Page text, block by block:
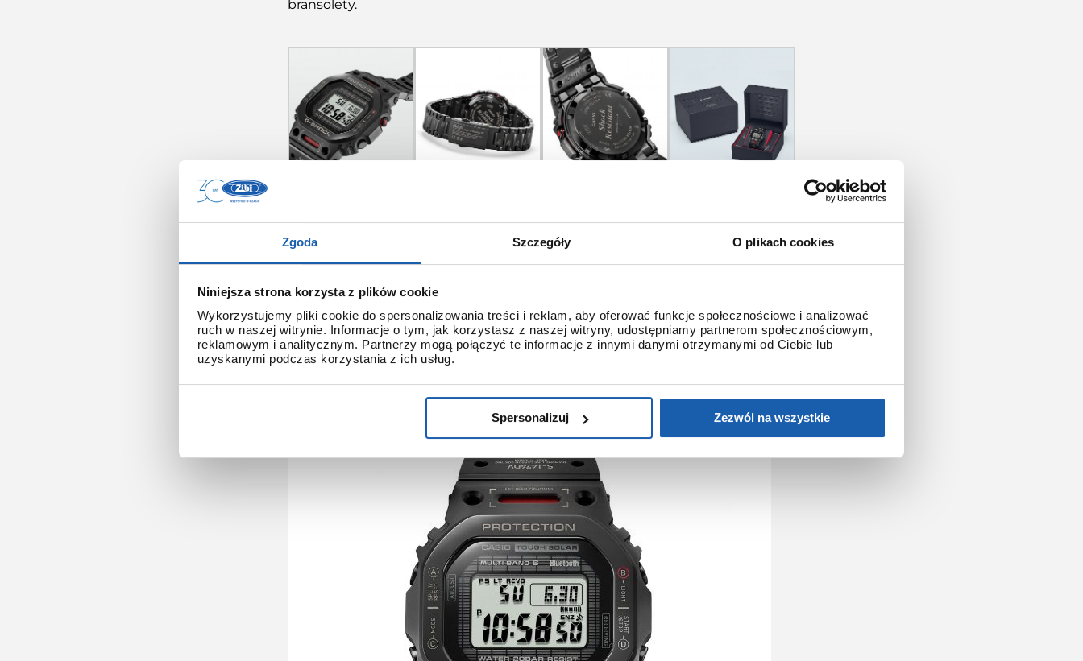
Zgoda Szczegóły O plikach cookies
Niniejsza strona korzysta z plików cookie
Wykorzystujemy pliki cookie do spersonalizowania treści i reklam, aby oferować funkcje społecznościowe i analizować
ruch w naszej witrynie. Informacje o tym, jak korzystasz z naszej witryny, udostępniamy partnerom społecznościowym,
reklamowym i analitycznym. Partnerzy mogą połączyć te informacje z innymi danymi otrzymanymi od Ciebie lub
uzyskanymi podczas korzystania z ich usług.
Spersonalizuj Zezwól na wszystkie
bransolety.
Funckjonalność GMW-B5000TVA
pozwala zarządzać funkcjami zegarka z poziomu telefonu. Ten model, jak
każdy w załodze G-SHOCK – jest wodoszczelny i odporny na wstrząsy i urazy
mechaniczne.
G-SHOCK GMW-B5000TVA-1ER jest mocno limitowany. Będzie idealną ozdobą
kolekcji każdego miłośnika marki G-SHOCK